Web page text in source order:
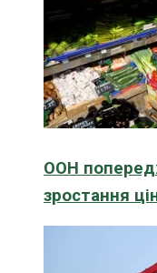
ООН
зростання